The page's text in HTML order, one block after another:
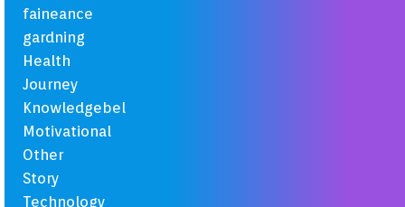
faineance
gardning
Health
Journey
Knowledgebel
Motivational
Other
Story
Technology